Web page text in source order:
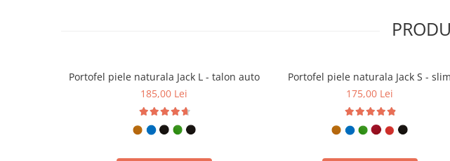
Portofel piele naturala Jack L - talon auto
185,00 Lei
Portofel piele naturala Jack S - slim
175,00 Lei